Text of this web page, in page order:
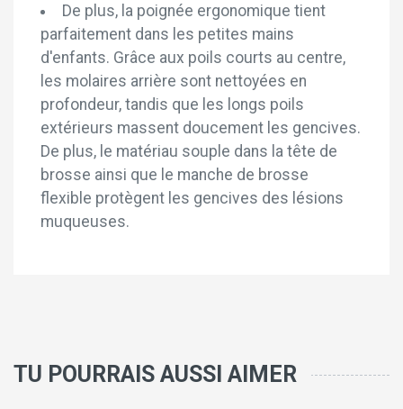
De plus, la poignée ergonomique tient
parfaitement dans les petites mains
d'enfants. Grâce aux poils courts au centre,
les molaires arrière sont nettoyées en
profondeur, tandis que les longs poils
extérieurs massent doucement les gencives.
De plus, le matériau souple dans la tête de
brosse ainsi que le manche de brosse
flexible protègent les gencives des lésions
muqueuses.
TU POURRAIS AUSSI AIMER